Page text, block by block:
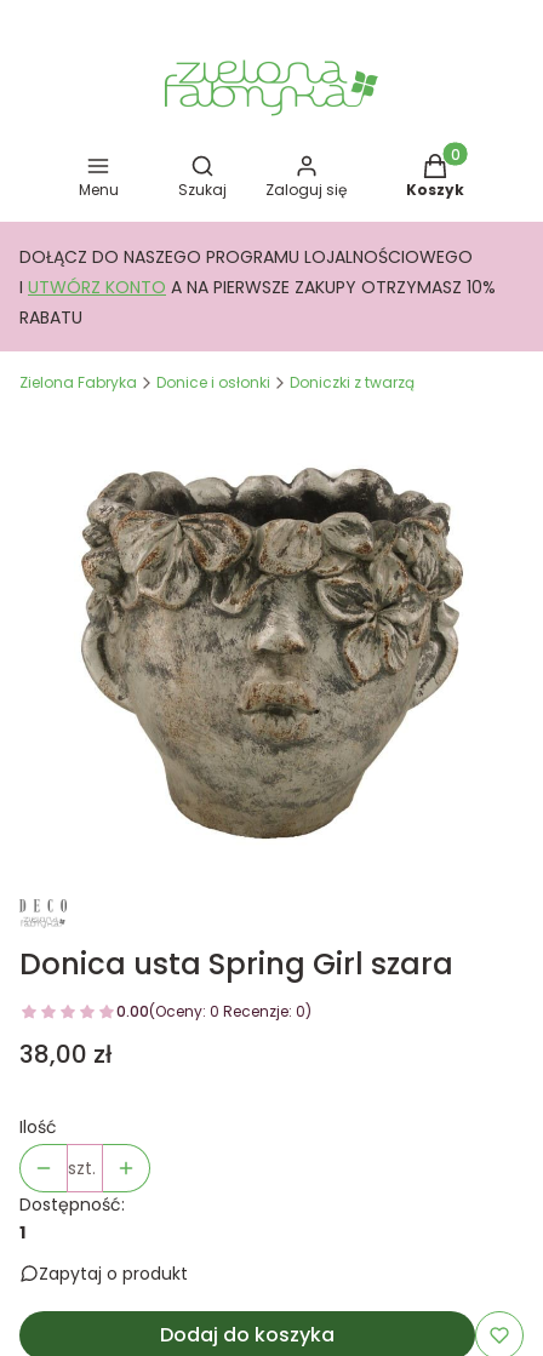
Menu
Otwórz wyszukiwarkę
Szukaj Zaloguj się
Produkty w
Koszyk
DOŁĄCZ DO NASZEGO PROGRAMU LOJALNOŚCIOWEGO
I UTWÓRZ KONTO A NA PIERWSZE ZAKUPY OTRZYMASZ 10%
RABATU
Zielona Fabryka Donice i osłonki Doniczki z twarzą
Donica usta Spring Girl szara
0.00(Oceny: 0 Recenzje: 0)
Cena
38,00 zł
Ilość
szt.
Dostępność:
1
Zapytaj o produkt
Dodaj do koszyka